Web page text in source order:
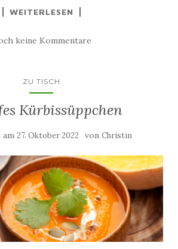
WEITERLESEN
keine Kommentare
ZU TISCH
Kürbissüppchen
27. Oktober 2022 von Christin